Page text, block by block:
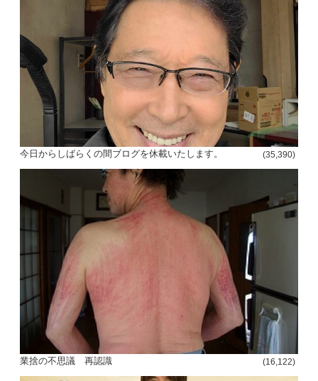
今日からしばらくの間ブログを休載いたします。 (35,390)
業捨の不思議 再認識 (16,122)